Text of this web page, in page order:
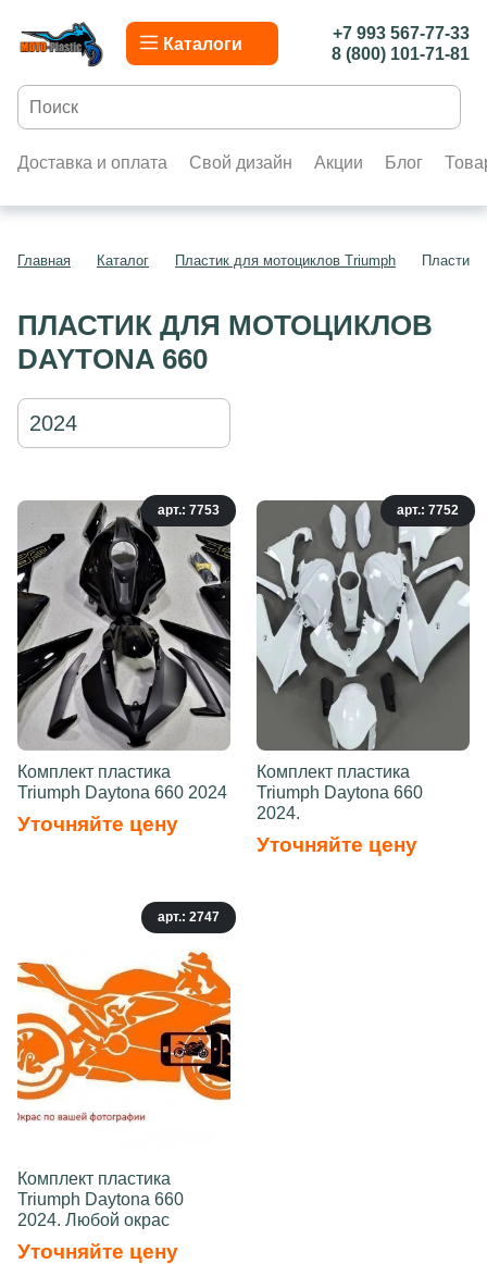
Каталоги
+7 993 567-77-33
8 (800) 101-71-81
Доставка и оплата Свой дизайн Акции Блог
Главная Каталог Пластик для мотоциклов Triumph Пластик
ПЛАСТИК ДЛЯ МОТОЦИКЛОВ
DAYTONA 660
2024
арт.: 7753
Комплект пластика
Triumph Daytona 660 2024
Уточняйте цену
арт.: 7752
Комплект пластика
Triumph Daytona 660
2024.
Уточняйте цену
арт.: 2747
Комплект пластика
Triumph Daytona 660
2024. Любой окрас
Уточняйте цену